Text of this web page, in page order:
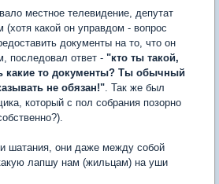
местное телевидение, депутат
какой он управдом - вопрос
документы на то, что он
последовал ответ - "кто ты такой,
какие то документы? Ты обычный
не обязан!". Так же был
который с пол собрания позорно
шатания, они даже между собой
лапшу нам (жильцам) на уши